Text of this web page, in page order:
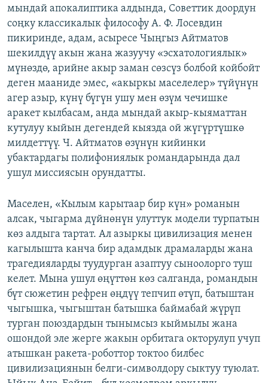
мындай апокалиптика алдында, Советтик доордун
соңку классикалык философу А. Ф. Лосевдин
пикиринде, адам, асыресе Чыңгыз Айтматов
шекилдүү акын жана жазуучу «эсхатологиялык»
мүнөздө, арийне акыр заман сөзсүз болбой койбойт
деген мааниде эмес, «акыркы маселелер» түйүнүн
агер азыр, күнү бүгүн ушу мен өзүм чечишке
аракет кылбасам, анда мындай акыр-кыяматтан
кутулуу кыйын дегендей кыязда ой жүгүртүшкө
милдеттүү. Ч. Айтматов өзүнүн кийинки
убактардагы полифониялык романдарында дал
ушул миссиясын орундатты.
Маселен, «Кылым карытаар бир күн» романын
алсак, чыгарма дүйнөнүн улуттук модели турпатын
көз алдыга тартат. Ал азыркы цивилизация менен
кагылышта канча бир адамдык драмаларды жана
трагедияларды туудурган азаптуу сыноолорго туш
келет. Мына ушул өңүттөн көз салганда, романдын
бүт сюжетин рефрен өңдүү тепчип өтүп, батыштан
чыгышка, чыгыштан батышка баймабай жүрүп
турган поюздардын тынымсыз кыймылы жана
ошондой эле жерге жакын орбитага окторулуп учуп
атышкан ракета-роботтор токтоо билбес
цивилизациянын белги-символдору сыктуу туюлат.